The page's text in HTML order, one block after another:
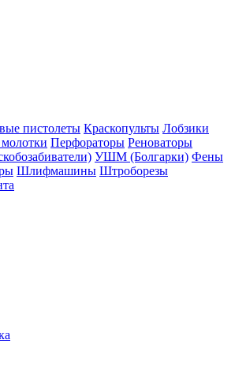
пистолеты Краскопульты Лобзики
Перфораторы Реноваторы
УШМ (Болгарки) Фены
Шлифмашины Штроборезы